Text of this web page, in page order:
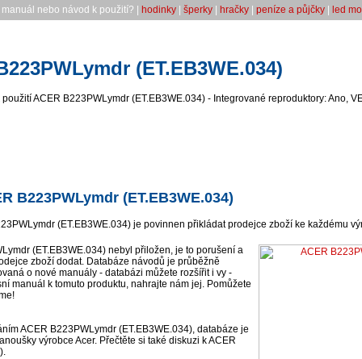
nebo návod k použití? | hodinky šperky hračky peníze a půjčky led
(ET.EB3WE.034)
ACER B223PWLymdr (ET.EB3WE.034) - Integrované reproduktory: Ano,
B223PWLymdr (ET.EB3WE.034)
(ET.EB3WE.034) je povinnen přikládat prodejce zboží ke každému
(ET.EB3WE.034) nebyl přiložen, je to porušení a
zboží dodat. Databáze návodů je průběžně
o nové manuály - databázi můžete rozšířit i vy -
manuál k tomuto produktu, nahrajte nám jej. Pomůžete
ACER B223PWLymdr (ET.EB3WE.034), databáze je
výrobce Acer. Přečtěte si také diskuzi k ACER